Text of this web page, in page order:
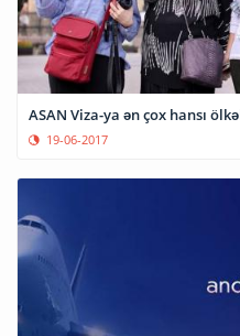
ASAN Viza-ya ən çox hansı
19-06-2017